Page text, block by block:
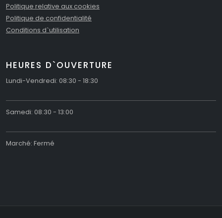
Politique relative aux cookies
Politique de confidentialité
Conditions d`utilisation
HEURES D`OUVERTURE
Lundi-Vendredi: 08:30 - 18:30
Samedi: 08:30 - 13:00
Marché: Fermé